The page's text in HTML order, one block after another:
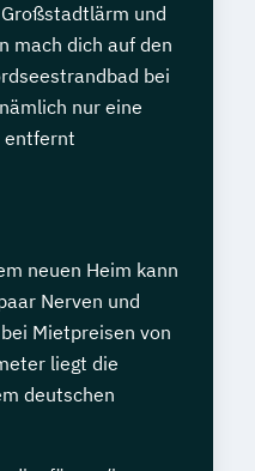
und
mach dich auf den
bei
nur eine
entfernt
neuen Heim kann
Nerven und
Mietpreisen von
liegt die
deutschen